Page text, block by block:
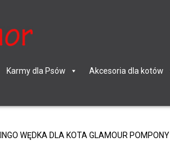
Karmy dla Psów Akcesoria dla kotów
WĘDKA DLA KOTA GLAMOUR POMPONY